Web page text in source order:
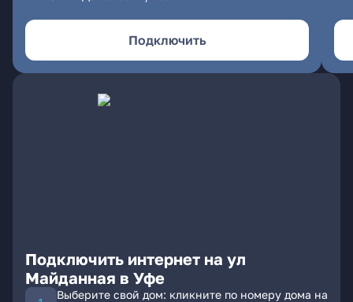
Подключить
Подключить интернет на ул
Майданная в Уфе
Выберите свой дом: кликните по номеру дома на